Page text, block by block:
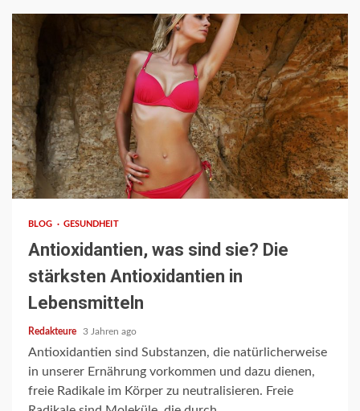
2 min read
BLOG GESUNDHEIT
Antioxidantien, was sind sie? Die
stärksten Antioxidantien in
Lebensmitteln
Redakteure 3 Jahren ago
Antioxidantien sind Substanzen, die natürlicherweise
in unserer Ernährung vorkommen und dazu dienen,
freie Radikale im Körper zu neutralisieren. Freie